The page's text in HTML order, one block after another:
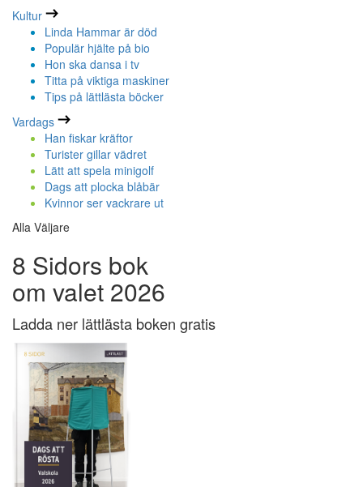
Kultur
Linda Hammar är död
Populär hjälte på bio
Hon ska dansa i tv
Titta på viktiga maskiner
Tips på lättlästa böcker
Vardags
Han fiskar kräftor
Turister gillar vädret
Lätt att spela minigolf
Dags att plocka blåbär
Kvinnor ser vackrare ut
Alla Väljare
8 Sidors bok
om valet 2026
Ladda ner lättlästa boken gratis